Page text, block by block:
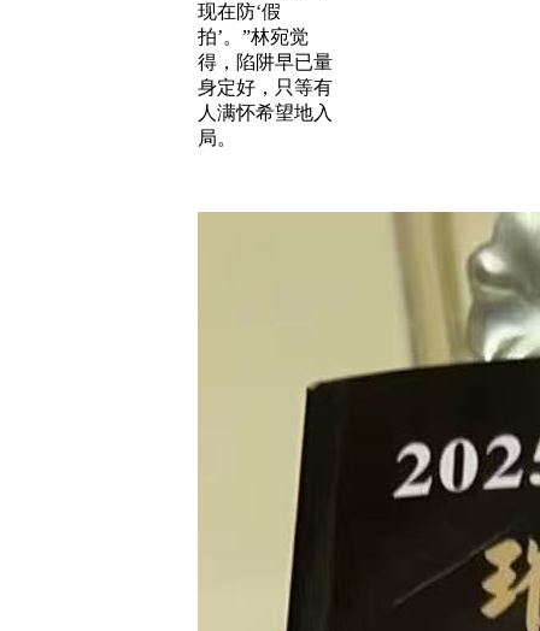
现在防‘假
拍’。”林宛觉
得，陷阱早已量
身定好，只等有
人满怀希望地入
局。